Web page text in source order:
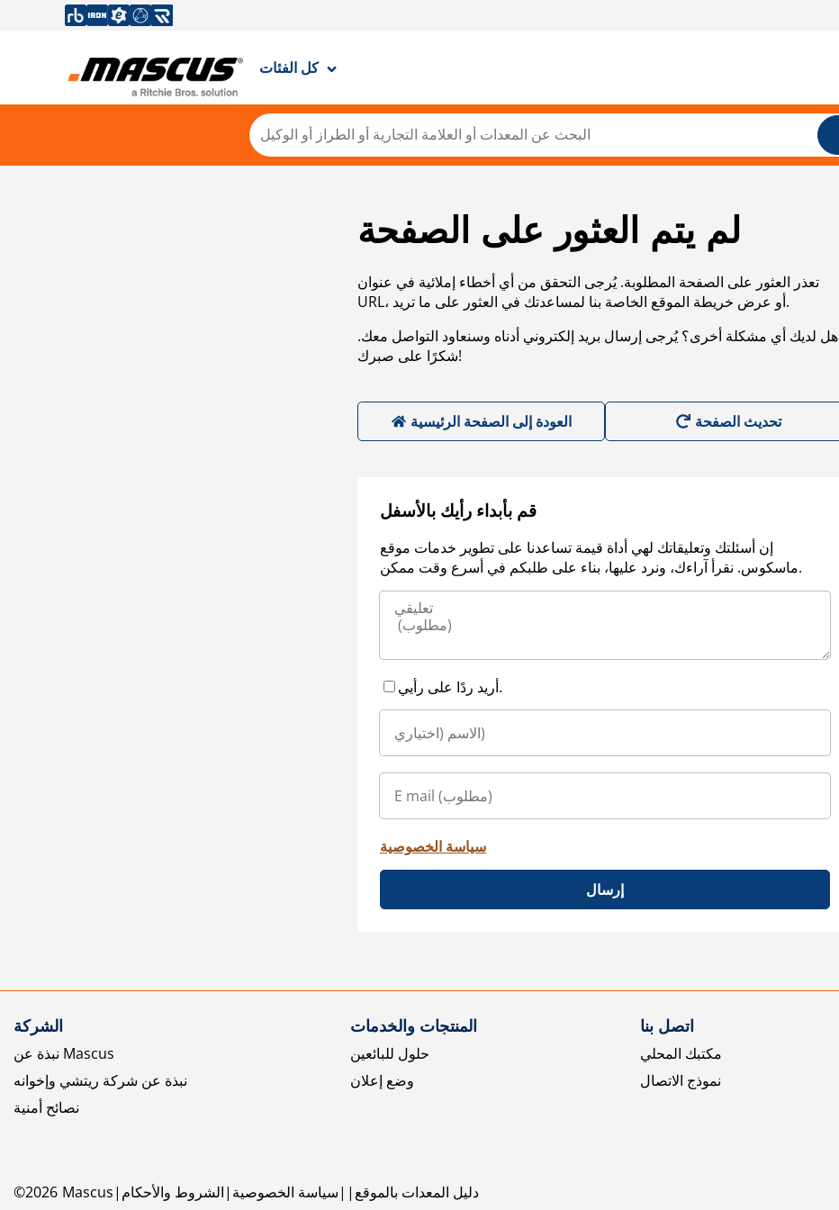
كل الفئات
لم يتم العثور على الصفحة
تعذر العثور على الصفحة المطلوبة. يُرجى التحقق من أي أخطاء إملائية في عنوان
URL، أو عرض خريطة الموقع الخاصة بنا لمساعدتك في العثور على ما تريد.
هل لديك أي مشكلة أخرى؟ يُرجى إرسال بريد إلكتروني أدناه وسنعاود التواصل معك.
شكرًا على صبرك!
العودة إلى الصفحة الرئيسية
قم بأبداء رأيك بالأسفل
إن أسئلتك وتعليقاتك لهي أداة قيمة تساعدنا على تطوير خدمات موقع
ماسكوس. نقرأ آراءك، ونرد عليها، بناء على طلبكم في أسرع وقت ممكن.
أريد ردًا على رأيي.
سياسة الخصوصية
إرسال
الشركة
نبذة عن Mascus
نبذة عن شركة ريتشي وإخوانه
نصائح أمنية
المنتجات والخدمات
حلول للبائعين
وضع إعلان
اتصل بنا
مكتبك المحلي
نموذج الاتصال
©2026 Mascus الشروط والأحكام سياسة الخصوصية دليل المعدات بالموقع